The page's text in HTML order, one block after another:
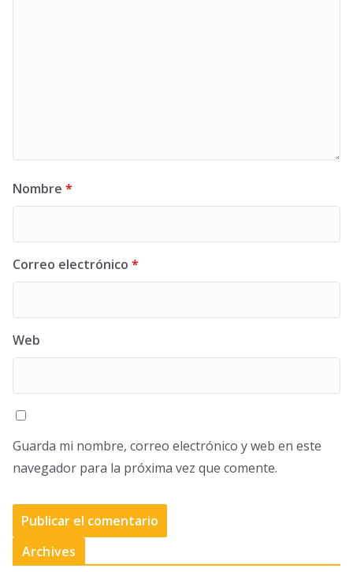
Nombre *
Correo electrónico *
Web
Guarda mi nombre, correo electrónico y web en este
navegador para la próxima vez que comente.
Archives